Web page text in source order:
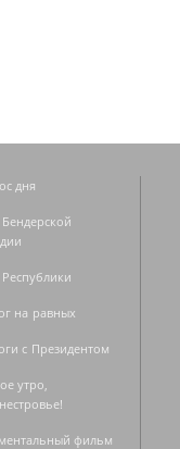
дня
на равных
с Президентом
утро,
фильм